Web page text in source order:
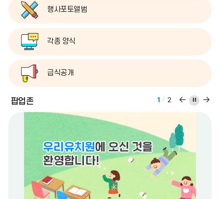
행사포토앨범
각종 양식
급식공개
팝업존 1 2
팝
업
이
전
팝
팝